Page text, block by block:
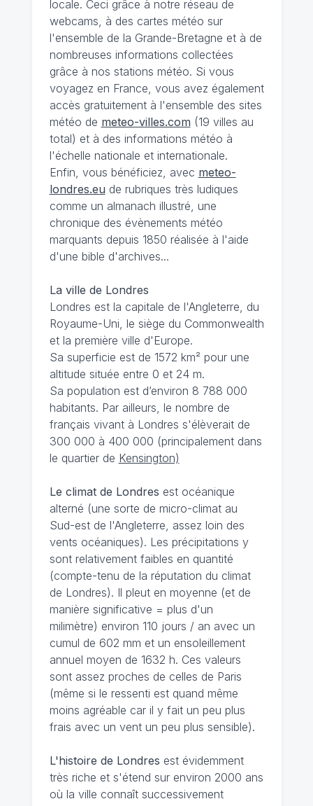
locale. Ceci grâce à notre réseau de
webcams, à des cartes météo sur
l'ensemble de la Grande-Bretagne et à de
nombreuses informations collectées
grâce à nos stations météo. Si vous
voyagez en France, vous avez également
accès gratuitement à l'ensemble des sites
météo de meteo-villes.com (19 villes au
total) et à des informations météo à
l'échelle nationale et internationale.
Enfin, vous bénéficiez, avec meteo-
londres.eu de rubriques très ludiques
comme un almanach illustré, une
chronique des évènements météo
marquants depuis 1850 réalisée à l'aide
d'une bible d'archives...
La ville de Londres
Londres est la capitale de l'Angleterre, du
Royaume-Uni, le siège du Commonwealth
et la première ville d'Europe.
Sa superficie est de 1572 km² pour une
altitude située entre 0 et 24 m.
Sa population est d’environ 8 788 000
habitants. Par ailleurs, le nombre de
français vivant à Londres s'élèverait de
300 000 à 400 000 (principalement dans
le quartier de Kensington)
Le climat de Londres est océanique
alterné (une sorte de micro-climat au
Sud-est de l'Angleterre, assez loin des
vents océaniques). Les précipitations y
sont relativement faibles en quantité
(compte-tenu de la réputation du climat
de Londres). Il pleut en moyenne (et de
manière significative = plus d'un
milimètre) environ 110 jours / an avec un
cumul de 602 mm et un ensoleillement
annuel moyen de 1632 h. Ces valeurs
sont assez proches de celles de Paris
(même si le ressenti est quand même
moins agréable car il y fait un peu plus
frais avec un vent un peu plus sensible).
L'histoire de Londres est évidemment
très riche et s'étend sur environ 2000 ans
où la ville connaît successivement